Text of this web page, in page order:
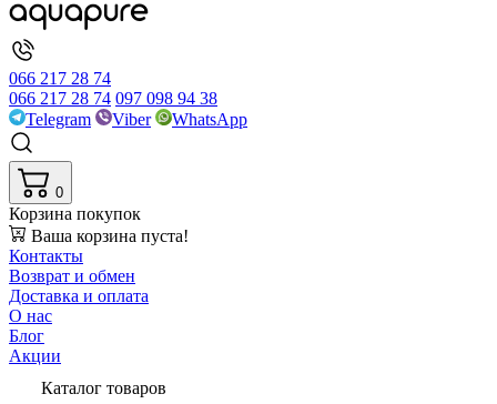
066 217 28 74
066 217 28 74 097 098 94 38
Telegram
Viber WhatsApp
0
Корзина покупок
Ваша корзина пуста!
Контакты
Возврат и обмен
Доставка и оплата
О нас
Блог
Акции
Каталог товаров